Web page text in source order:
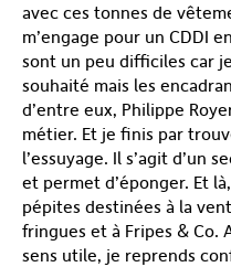
avec ces tonnes de
m’engage pour un CDDI
sont un peu difficiles car
souhaité mais les
d’entre eux, Philippe
métier. Et je finis par
l’essuyage. Il s’agit d’un
et permet d’éponger. Et
pépites destinées à la
fringues et à Fripes & Co.
sens utile, je reprends